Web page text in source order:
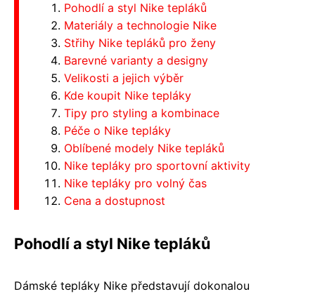
Pohodlí a styl Nike tepláků
Materiály a technologie Nike
Střihy Nike tepláků pro ženy
Barevné varianty a designy
Velikosti a jejich výběr
Kde koupit Nike tepláky
Tipy pro styling a kombinace
Péče o Nike tepláky
Oblíbené modely Nike tepláků
Nike tepláky pro sportovní aktivity
Nike tepláky pro volný čas
Cena a dostupnost
Pohodlí a styl Nike tepláků
Dámské tepláky Nike představují dokonalou